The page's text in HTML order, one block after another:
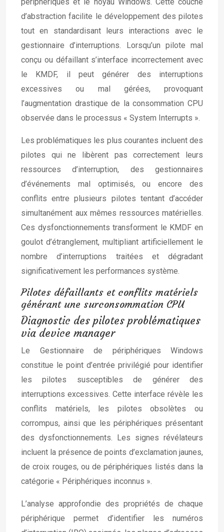
d’abstraction facilite le développement des pilotes
tout en standardisant leurs interactions avec le
gestionnaire d’interruptions. Lorsqu’un pilote mal
conçu ou défaillant s’interface incorrectement avec
le KMDF, il peut générer des interruptions
excessives ou mal gérées, provoquant
l’augmentation drastique de la consommation CPU
observée dans le processus « System Interrupts ».
Les problématiques les plus courantes incluent des
pilotes qui ne libèrent pas correctement leurs
ressources d’interruption, des gestionnaires
d’événements mal optimisés, ou encore des
conflits entre plusieurs pilotes tentant d’accéder
simultanément aux mêmes ressources matérielles.
Ces dysfonctionnements transforment le KMDF en
goulot d’étranglement, multipliant artificiellement le
nombre d’interruptions traitées et dégradant
significativement les performances système.
Pilotes défaillants et conflits matériels
générant une surconsommation CPU
Diagnostic des pilotes problématiques
via device manager
Le Gestionnaire de périphériques Windows
constitue le point d’entrée privilégié pour identifier
les pilotes susceptibles de générer des
interruptions excessives. Cette interface révèle les
conflits matériels, les pilotes obsolètes ou
corrompus, ainsi que les périphériques présentant
des dysfonctionnements. Les signes révélateurs
incluent la présence de points d’exclamation jaunes,
de croix rouges, ou de périphériques listés dans la
catégorie « Périphériques inconnus ».
L’analyse approfondie des propriétés de chaque
périphérique permet d’identifier les numéros